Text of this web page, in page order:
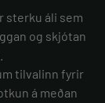
sterku áli sem
og skjótan
tilvalinn fyrir
á meðan